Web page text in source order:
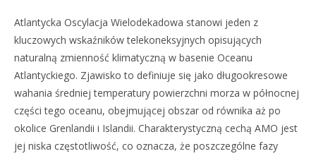
Atlantycka Oscylacja Wielodekadowa stanowi jeden z
kluczowych wskaźników telekoneksyjnych opisujących
naturalną zmienność klimatyczną w basenie Oceanu
Atlantyckiego. Zjawisko to definiuje się jako długookresowe
wahania średniej temperatury powierzchni morza w północnej
części tego oceanu, obejmującej obszar od równika aż po
okolice Grenlandii i Islandii. Charakterystyczną cechą AMO jest
jej niska częstotliwość, co oznacza, że poszczególne fazy